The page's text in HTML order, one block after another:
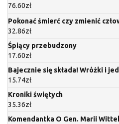
76.60zł
Pokonać śmierć czy zmienić
32.86zł
Śpiący przebudzony
17.60zł
Bajecznie się składa! Wróżki i
15.74zł
Kroniki świętych
35.36zł
Komendantka O Gen. Marii